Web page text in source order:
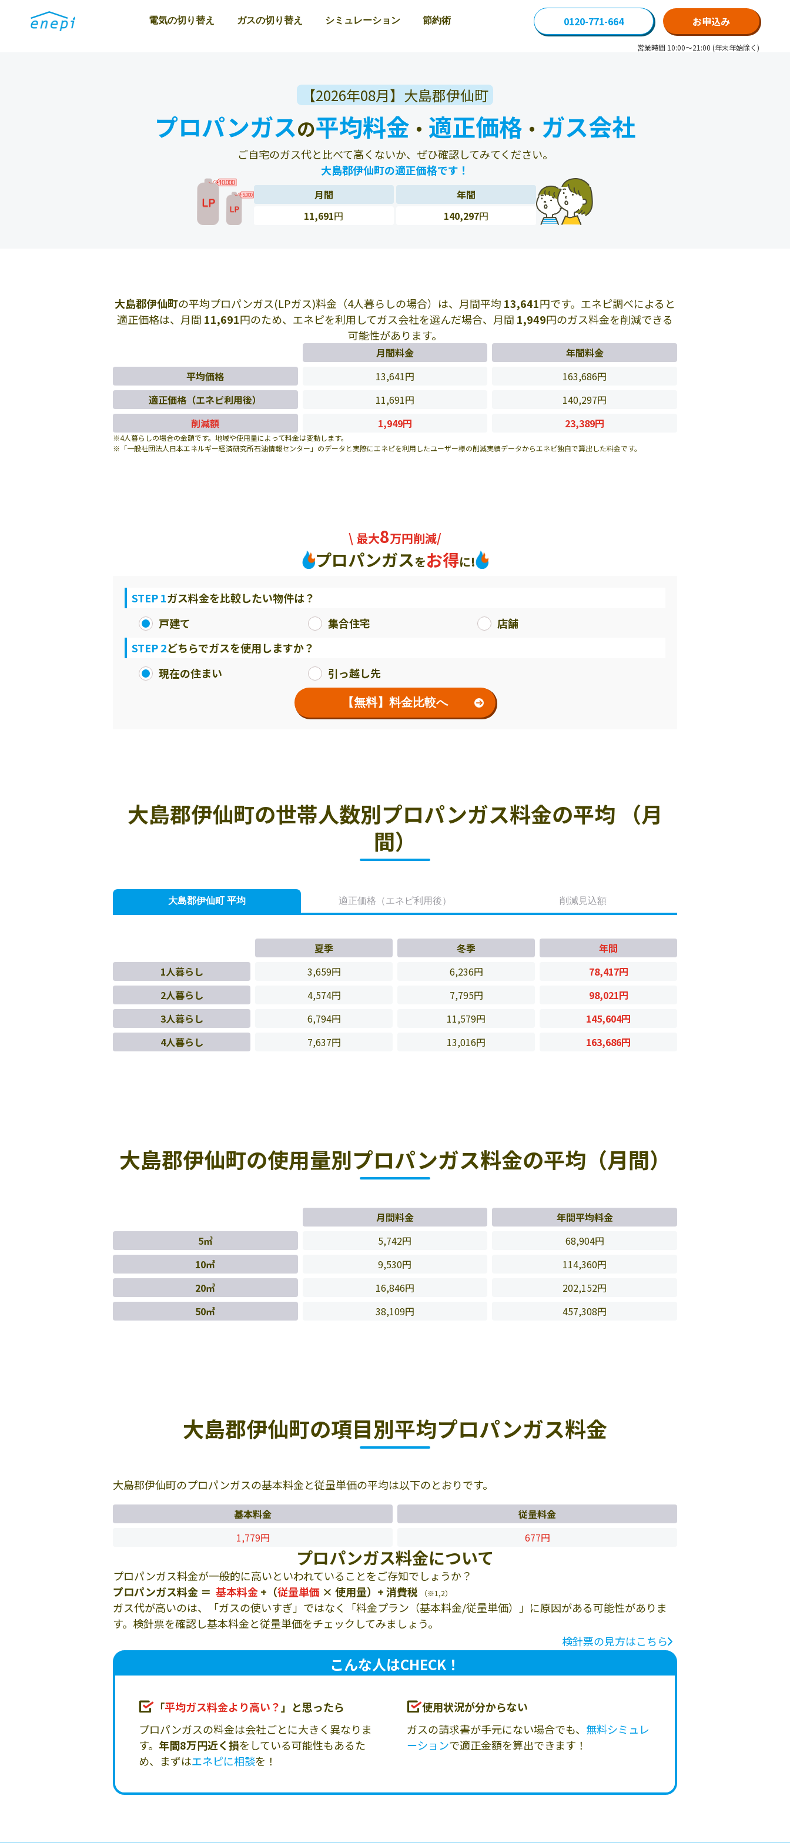
電気の切り替え ガスの切り替え シミュレーション 節約術 0120-771-664 お申込み
営業時間 10:00～21:00 (年末年始除く)
【2026年08月】大島郡伊仙町
プロパンガスの平均料金 ・ 適正価格 ・ ガス会社
ご自宅のガス代と比べて高くないか、ぜひ確認してみてください。
大島郡伊仙町の適正価格です！
月間
年間
11,691円 140,297円
大島郡伊仙町の平均プロパンガス(LPガス)料金（4人暮らしの場合）は、月間平均 13,641円です。エネピ調べによると
適正価格は、月間 11,691円のため、エネピを利用してガス会社を選んだ場合、月間 1,949円のガス料金を削減できる
可能性があります。
月間料金
年間料金
平均価格
13,641円
163,686円
適正価格（エネピ利用後）
11,691円
140,297円
削減額
1,949円 23,389円
※4人暮らしの場合の金額です。地域や使用量によって料金は変動します。
※「一般社団法人日本エネルギー経済研究所石油情報センター」のデータと実際にエネピを利用したユーザー様の削減実績データからエネピ独自で算出した料金です。
\ 最大8万円削減/
プロパンガスをお得に!
STEP 1ガス料金を比較したい物件は？
戸建て
集合住宅
店舗
STEP 2どちらでガスを使用しますか？
現在の住まい
引っ越し先
【無料】料金比較へ
大島郡伊仙町の世帯人数別プロパンガス料金の平均 （月
間）
大島郡伊仙町 平均 適正価格 （エネピ利用後） 削減見込額
夏季 冬季
年間
1人暮らし
3,659円 6,236円
78,417円
2人暮らし
4,574円 7,795円
98,021円
3人暮らし
6,794円 11,579円
145,604円
4人暮らし
7,637円 13,016円 163,686円
大島郡伊仙町の使用量別プロパンガス料金の平均（月間）
月間料金
年間平均料金
5㎥
5,742円
68,904円
10㎥
9,530円
114,360円
20㎥
16,846円
202,152円
50㎥
38,109円 457,308円
大島郡伊仙町の項目別平均プロパンガス料金
大島郡伊仙町のプロパンガスの基本料金と従量単価の平均は以下のとおりです。
基本料金
従量料金
1,779円
677円
プロパンガス料金について
プロパンガス料金が一般的に高いといわれていることをご存知でしょうか？
プロパンガス料金 ＝ 基本料金+（従量単価 × 使用量）+ 消費税 （※1,2）
ガス代が高いのは、「ガスの使いすぎ」ではなく「料金プラン（基本料金/従量単価）」に原因がある可能性がありま
す。検針票を確認し基本料金と従量単価をチェックしてみましょう。
検針票の見方はこちら
こんな人はCHECK！
「平均ガス料金より高い？ 」と思ったら
プロパンガスの料金は会社ごとに大きく異なりま
す。 年間8万円近く損をしている可能性もあるた
め、まずはエネピに相談を！
使用状況が分からない
ガスの請求書が手元にない場合でも、 無料シミュレ
ーションで適正金額を算出できます！